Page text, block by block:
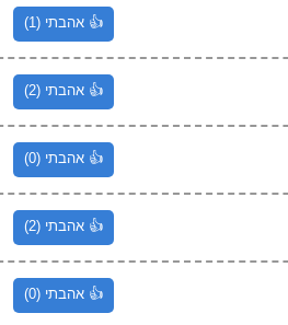
👍 אהבתי (1)
👍 אהבתי (2)
👍 אהבתי (0)
👍 אהבתי (2)
👍 אהבתי (0)